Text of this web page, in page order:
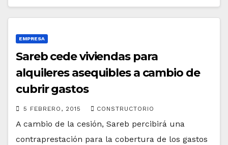
EMPRESA
Sareb cede viviendas para
alquileres asequibles a cambio de
cubrir gastos
5 FEBRERO, 2015 CONSTRUCTORIO
A cambio de la cesión, Sareb percibirá una
contraprestación para la cobertura de los gastos